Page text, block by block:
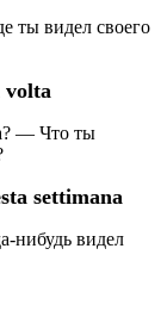
ты видел своего
volta
— Что ты
settimana
нибудь видел